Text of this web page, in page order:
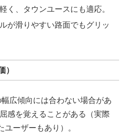
く、タウンユースにも適応。
が滑りやすい路面でもグリッ
）
広傾向には合わない場合があ
感を覚えることがある（実際
ユーザーもあり）。